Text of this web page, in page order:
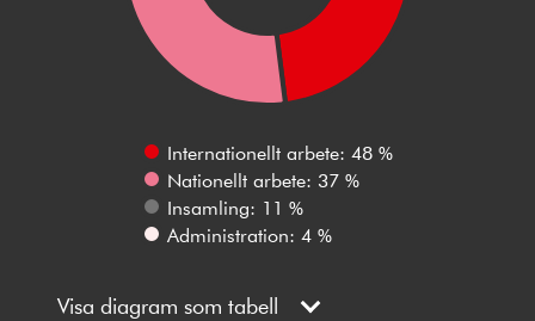
Internationellt arbete: 48 %
Nationellt arbete: 37 %
Insamling: 11 %
Administration: 4 %
Visa diagram som tabell